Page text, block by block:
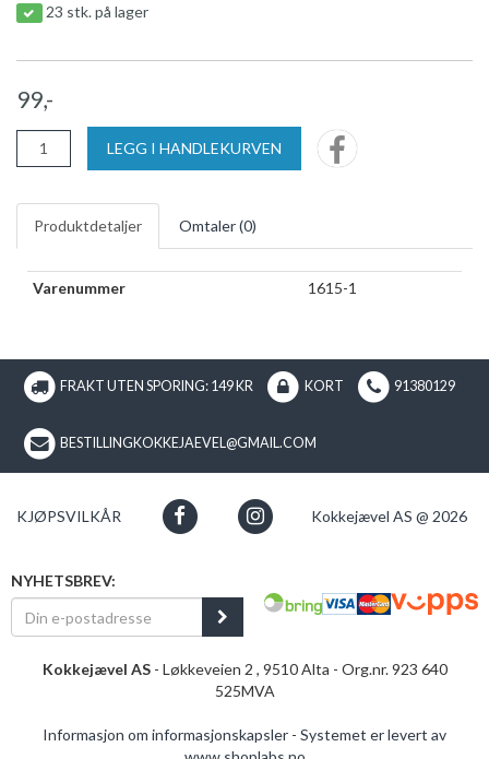
23 stk. på lager
99,-
LEGG I HANDLEKURVEN
Produktdetaljer Omtaler (0)
Varenummer 1615-1
FRAKT UTEN SPORING: 149 KR KORT 91380129
BESTILLINGKOKKEJAEVEL@GMAIL.COM
KJØPSVILKÅR Kokkejævel AS @ 2026
NYHETSBREV:
Kokkejævel AS- Løkkeveien 2 , 9510 Alta - Org.nr. 923 640
525MVA
Informasjon om informasjonskapsler - Systemet er levert av